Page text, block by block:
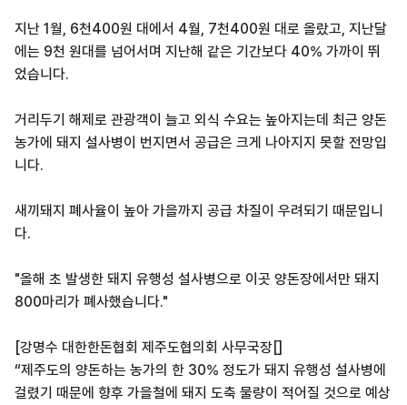
지난 1월, 6천400원 대에서 4월, 7천400원 대로 올랐고, 지난달
에는 9천 원대를 넘어서며 지난해 같은 기간보다 40% 가까이 뛰
었습니다.
거리두기 해제로 관광객이 늘고 외식 수요는 높아지는데 최근 양돈
농가에 돼지 설사병이 번지면서 공급은 크게 나아지지 못할 전망입
니다.
새끼돼지 폐사율이 높아 가을까지 공급 차질이 우려되기 때문입니
다.
"올해 초 발생한 돼지 유행성 설사병으로 이곳 양돈장에서만 돼지
800마리가 폐사했습니다."
[강명수 대한한돈협회 제주도협의회 사무국장[]
“제주도의 양돈하는 농가의 한 30% 정도가 돼지 유행성 설사병에
걸렸기 때문에 향후 가을철에 돼지 도축 물량이 적어질 것으로 예상